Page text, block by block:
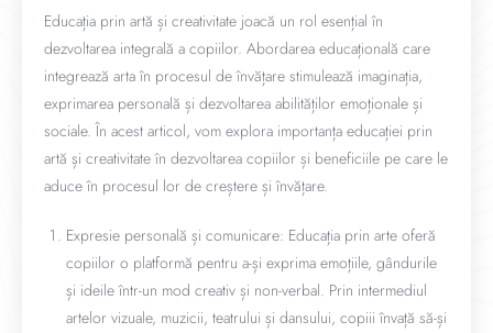
Educația prin artă și creativitate joacă un rol esențial în
dezvoltarea integrală a copiilor. Abordarea educațională care
integrează arta în procesul de învățare stimulează imaginația,
exprimarea personală și dezvoltarea abilităților emoționale și
sociale. În acest articol, vom explora importanța educației prin
artă și creativitate în dezvoltarea copiilor și beneficiile pe care le
aduce în procesul lor de creștere și învățare.
Expresie personală și comunicare: Educația prin arte oferă
copiilor o platformă pentru a-și exprima emoțiile, gândurile
și ideile într-un mod creativ și non-verbal. Prin intermediul
artelor vizuale, muzicii, teatrului și dansului, copiii învață să-și